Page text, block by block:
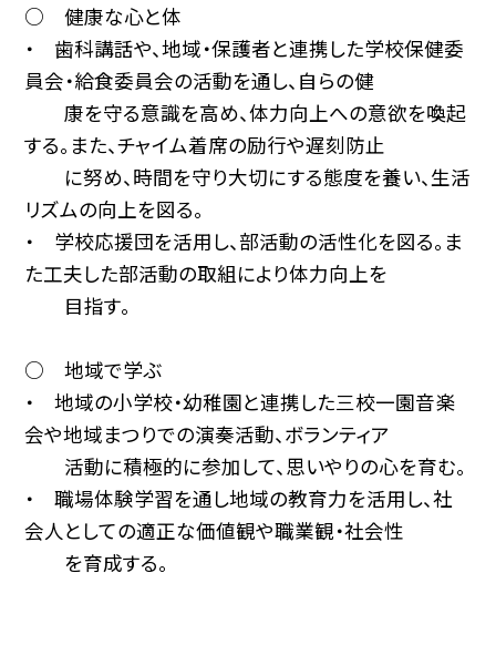
○ 健康な心と体
・ 歯科講話や、地域・保護者と連携した学校保健委
員会・給食委員会の活動を通し、自らの健
康を守る意識を高め、体力向上への意欲を喚起
する。また、チャイム着席の励行や遅刻防止
に努め、時間を守り大切にする態度を養い、生活
リズムの向上を図る。
・ 学校応援団を活用し、部活動の活性化を図る。ま
た工夫した部活動の取組により体力向上を
目指す。
○ 地域で学ぶ
・ 地域の小学校・幼稚園と連携した三校一園音楽
会や地域まつりでの演奏活動、ボランティア
活動に積極的に参加して、思いやりの心を育む。
・ 職場体験学習を通し地域の教育力を活用し、社
会人としての適正な価値観や職業観・社会性
を育成する。